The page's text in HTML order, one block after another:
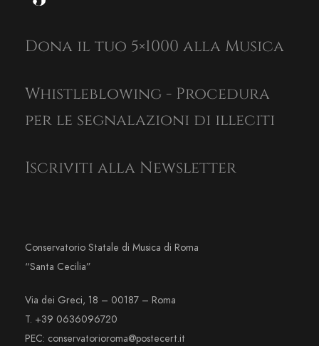
Dona il tuo 5×1000 alla Musica
Whistleblowing - Procedura
per le segnalazioni di illeciti
Iscriviti alla Newsletter
Conservatorio Statale di Musica di Roma
“Santa Cecilia”
Via dei Greci, 18 – 00187 – Roma
T. +39 0636096720
PEC: conservatorioroma@postecert.it